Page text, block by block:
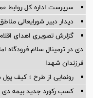
سرپرست اداره کل روابط
دیدار دبیر شورایعالی
گزلرش تصویری اهدای
دی در ترمینال سلام فرودگاه
فرزندان شهدا
رونمایی از طرح « کیف پول
کسب رکورد جدید بیمه دی با